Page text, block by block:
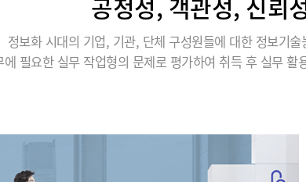
공정성, 객관성, 신뢰
정보화 시대의 기업, 기관, 단체 구성원들에 대한 정보기
에 필요한 실무 작업형의 문제로 평가하여 취득 후 실무